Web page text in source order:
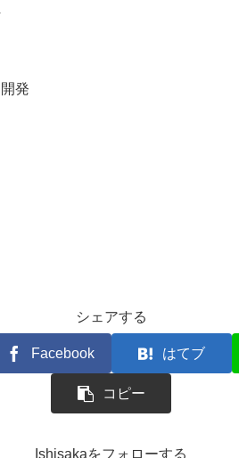
発
シェアする
Facebook はてブ
コピー
Ishisakaをフォローする